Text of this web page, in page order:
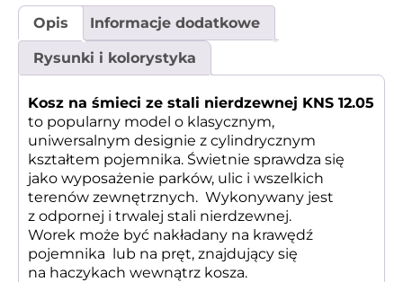
Opis Informacje dodatkowe
Rysunki i kolorystyka
Kosz na śmieci ze stali nierdzewnej KNS 12.05
to popularny model o klasycznym,
uniwersalnym designie z cylindrycznym
kształtem pojemnika. Świetnie sprawdza się
jako wyposażenie parków, ulic i wszelkich
terenów zewnętrznych. Wykonywany jest
z odpornej i trwalej stali nierdzewnej.
Worek może być nakładany na krawędź
pojemnika lub na pręt, znajdujący się
na haczykach wewnątrz kosza.